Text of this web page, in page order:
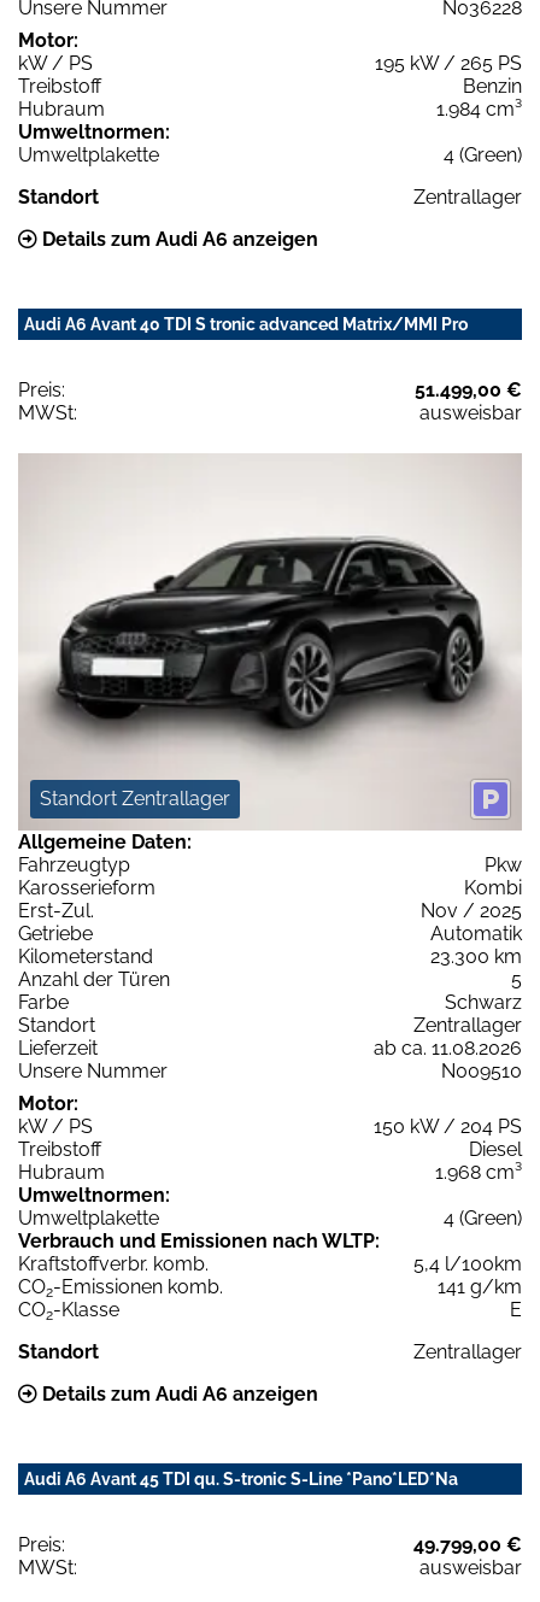
Unsere Nummer
N036228
Motor:
kW / PS
195 kW / 265 PS
Treibstoff
Benzin
Hubraum
1.984 cm³
Umweltnormen:
Umweltplakette
4 (Green)
Standort
Zentrallager
Details zum Audi A6 anzeigen
Audi A6 Avant 40 TDI S tronic advanced Matrix/MMI Pro
Preis:
51.499,00 €
MWSt:
ausweisbar
Standort Zentrallager
Allgemeine Daten:
Fahrzeugtyp
Pkw
Karosserieform
Kombi
Erst-Zul.
Nov / 2025
Getriebe
Automatik
Kilometerstand
23.300 km
Anzahl der Türen
5
Farbe
Schwarz
Standort
Zentrallager
Lieferzeit
ab ca. 11.08.2026
Unsere Nummer
N009510
Motor:
kW / PS
150 kW / 204 PS
Treibstoff
Diesel
Hubraum
1.968 cm³
Umweltnormen:
Umweltplakette
4 (Green)
Verbrauch und Emissionen nach WLTP:
Kraftstoffverbr. komb.
5,4 l/100km
CO2-Emissionen komb.
141 g/km
CO2-Klasse
E
Standort
Zentrallager
Details zum Audi A6 anzeigen
Audi A6 Avant 45 TDI qu. S-tronic S-Line *Pano*LED*Na
Preis:
49.799,00 €
MWSt:
ausweisbar